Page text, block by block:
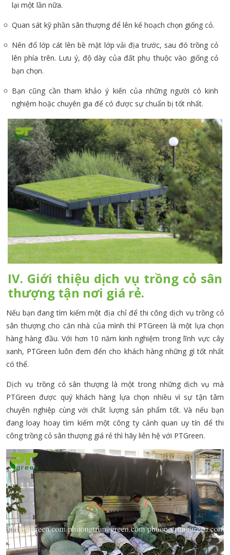
lại một lần nữa.
Quan sát kỹ phần sân thượng để lên kế hoạch chọn giống cỏ.
Nên đổ lớp cát lên bề mặt lớp vải địa trước, sau đó trồng cỏ
lên phía trên. Lưu ý, độ dày của đất phụ thuộc vào giống cỏ
bạn chọn.
Bạn cũng cần tham khảo ý kiến của những người có kinh
nghiệm hoặc chuyên gia để có được sự chuẩn bị tốt nhất.
IV. Giới thiệu dịch vụ trồng cỏ sân
thượng tận nơi giá rẻ.
Nếu bạn đang tìm kiếm một địa chỉ để thi công dịch vụ trồng cỏ
sân thượng cho căn nhà của mình thì PTGreen là một lựa chọn
hàng hàng đầu. Với hơn 10 năm kinh nghiệm trong lĩnh vực cây
xanh, PTGreen luôn đem đến cho khách hàng những gì tốt nhất
có thể.
Dịch vụ trồng cỏ sân thượng là một trong những dịch vụ mà
PTGreen được quý khách hàng lựa chọn nhiều vì sự tận tâm
chuyên nghiệp cùng với chất lượng sản phẩm tốt. Và nếu bạn
đang loay hoay tìm kiếm một công ty cảnh quan uy tín để thi
công trồng cỏ sân thượng giá rẻ thì hãy liên hệ với PTGreen.